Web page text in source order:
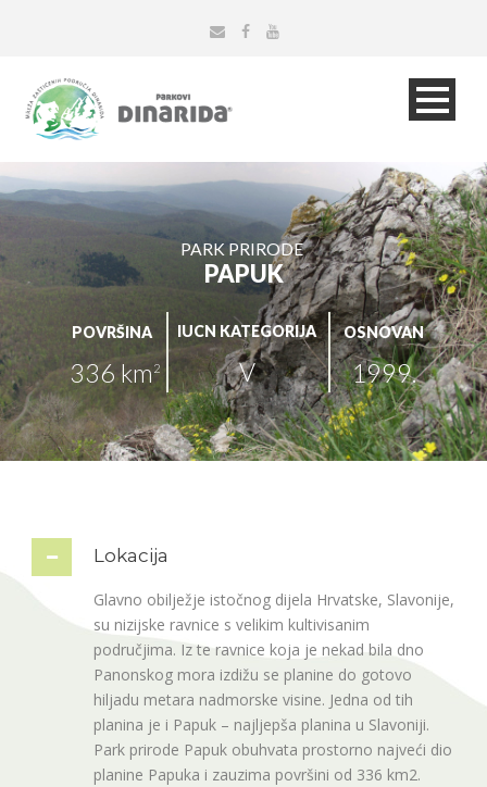
IUCN KATEGORIJA
POVRŠINA
336 km 2 V 1999.
OSNOVAN
PAPUK
PARK PRIRODE
Lokacija
Glavno obilježje istočnog dijela Hrvatske, Slavonije,
su nizijske ravnice s velikim kultivisanim
područjima. Iz te ravnice koja je nekad bila dno
Panonskog mora izdižu se planine do gotovo
hiljadu metara nadmorske visine. Jedna od tih
planina je i Papuk – najljepša planina u Slavoniji.
Park prirode Papuk obuhvata prostorno najveći dio
planine Papuka i zauzima površini od 336 km2.